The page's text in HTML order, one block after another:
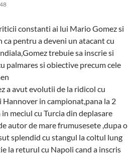
constanti ai lui Mario Gomez si
ca pentru a deveni un atacant cu
trebuie sa inscrie si
palmares si obiective precum cele
a avut evolutii de la ridicol cu
Hannover in campionat,pana la 2
meciul cu Turcia din deplasare
autor de mare frumusesete ,dupa o
splendid cu stangul la coltul lung
la returul cu Napoli cand a inscris